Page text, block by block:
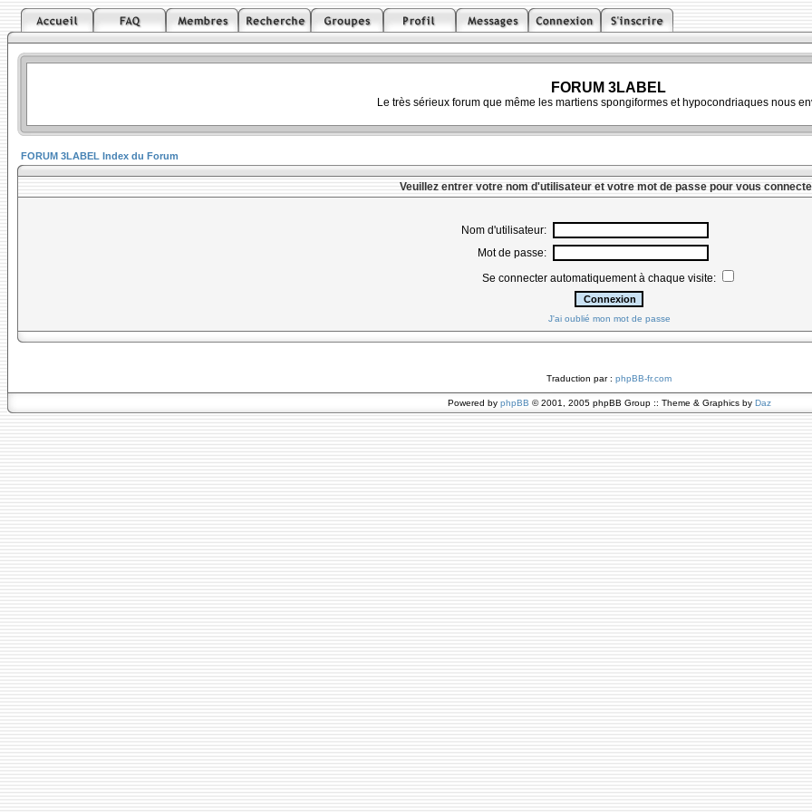
FORUM 3LABEL
Le très sérieux forum que même les martiens spongiformes et hypocondriaques nous
FORUM 3LABEL Index du Forum
Veuillez entrer votre nom d'utilisateur et votre mot de passe pour vous
Nom d'utilisateur:
Mot de passe:
Se connecter automatiquement à chaque visite:
J'ai oublié mon mot de passe
Traduction par : phpBB-fr.com
Powered by phpBB © 2001, 2005 phpBB Group :: Theme & Graphics by Daz